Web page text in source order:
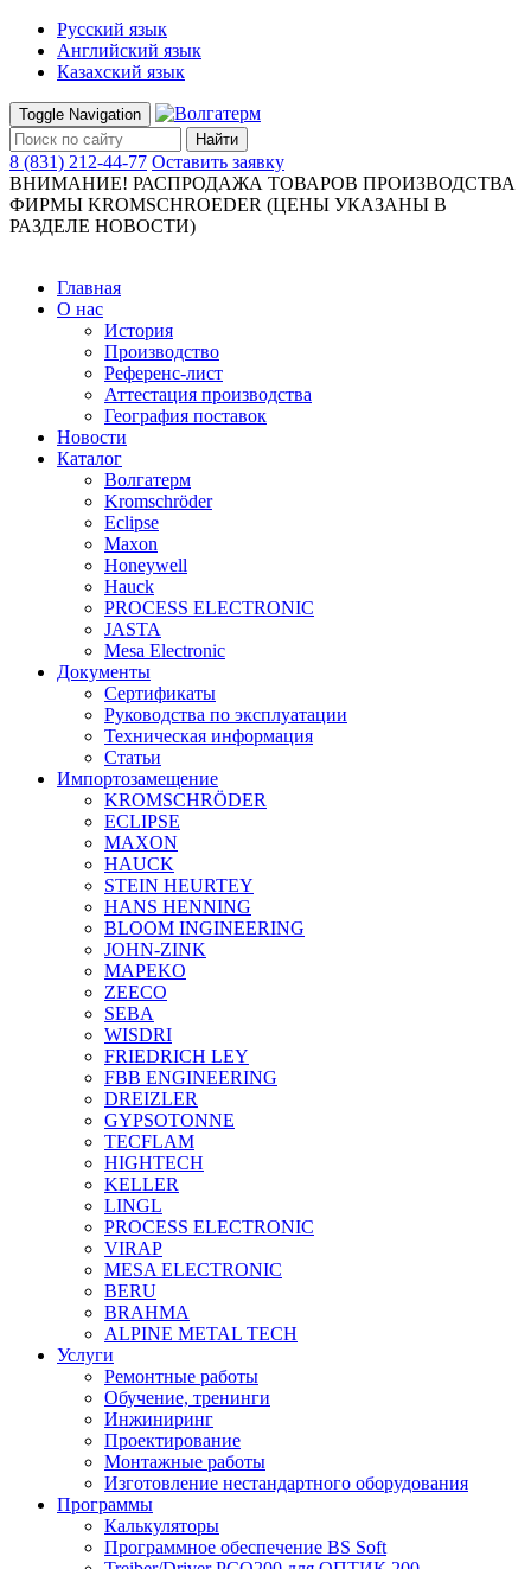
Русский язык
Английский язык
Казахский язык
Toggle Navigation
Найти
8 (831) 212-44-77 Оставить заявку
ВНИМАНИЕ! РАСПРОДАЖА ТОВАРОВ ПРОИЗВОДСТВА
ФИРМЫ KROMSCHROEDER (ЦЕНЫ УКАЗАНЫ В
РАЗДЕЛЕ НОВОСТИ)
Главная
О нас
История
Производство
Референс-лист
Аттестация производства
География поставок
Новости
Каталог
Волгатерм
Kromschröder
Eclipse
Maxon
Honeywell
Hauck
PROCESS ELECTRONIC
JASTA
Mesa Electronic
Документы
Сертификаты
Руководства по эксплуатации
Техническая информация
Статьи
Импортозамещение
KROMSCHRÖDER
ECLIPSE
MAXON
HAUCK
STEIN HEURTEY
HANS HENNING
BLOOM INGINEERING
JOHN-ZINK
MAPEKO
ZEECO
SEBA
WISDRI
FRIEDRICH LEY
FBB ENGINEERING
DREIZLER
GYPSOTONNE
TECFLAM
HIGHTECH
KELLER
LINGL
PROCESS ELECTRONIC
VIRAP
MESA ELECTRONIC
BERU
BRAHMA
ALPINE METAL TECH
Услуги
Ремонтные работы
Обучение, тренинги
Инжиниринг
Проектирование
Монтажные работы
Изготовление нестандартного оборудования
Программы
Калькуляторы
Программное обеспечение BS Soft